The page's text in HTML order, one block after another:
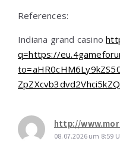
References:
Indiana grand casino
q=https://
ZpZXcvb3dvd2Vhci5kZQ
http://
08.07.2026 um 8:59